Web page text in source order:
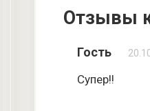
Отзывы
Гость
Супер!!